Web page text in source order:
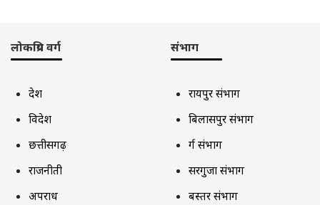
लोकप्रिय वर्ग
देश
विदेश
छत्तीसगढ़
राजनीती
अपराध
संभाग
रायपुर संभाग
बिलासपुर संभाग
दुर्ग संभाग
सरगुजा संभाग
बस्तर संभाग